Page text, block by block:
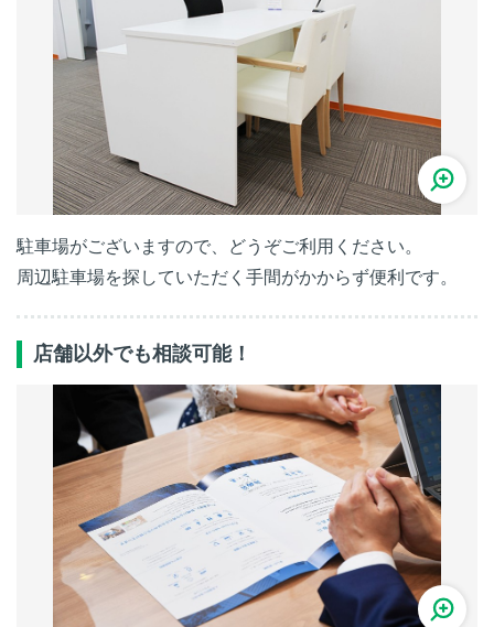
駐車場がございますので、どうぞご利用ください。
周辺駐車場を探していただく手間がかからず便利です。
店舗以外でも相談可能！